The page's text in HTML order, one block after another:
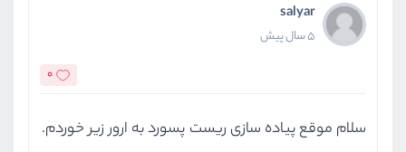
salyar
5 سال پیش
0
سلام موقع پیاده سازی ریست پسورد به ارور زیر خوردم.